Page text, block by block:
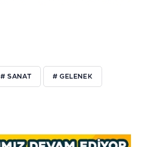
# SANAT # GELENEK